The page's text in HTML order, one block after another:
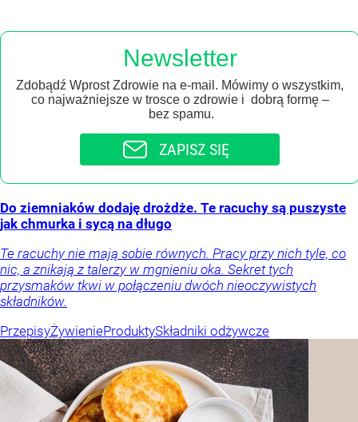
Newsletter
Zdobądź Wprost Zdrowie na e-mail. Mówimy o wszystkim,
co najważniejsze w trosce o zdrowie i dobrą formę –
bez spamu.
ZAPISZ SIĘ
Do ziemniaków dodaję drożdże. Te racuchy są puszyste
jak chmurka i sycą na długo
Te racuchy nie mają sobie równych. Pracy przy nich tyle, co
nic, a znikają z talerzy w mgnieniu oka. Sekret tych
przysmaków tkwi w połączeniu dwóch nieoczywistych
składników.
PrzepisyŻywienieProduktySkładniki odżywcze